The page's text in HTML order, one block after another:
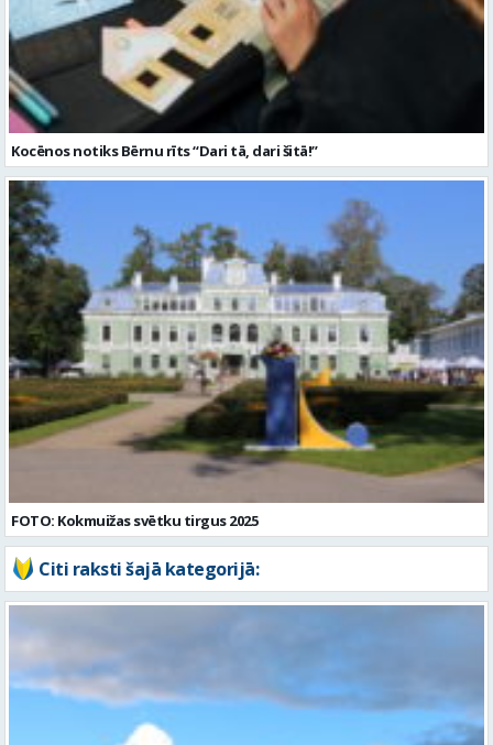
Kocēnos notiks Bērnu rīts “Dari tā, dari šitā!”
FOTO: Kokmuižas svētku tirgus 2025
Citi raksti šajā kategorijā: